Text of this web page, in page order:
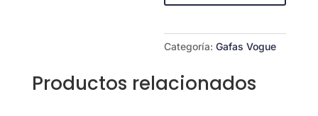
Categoría:Gafas Vogue
Productos relacionados